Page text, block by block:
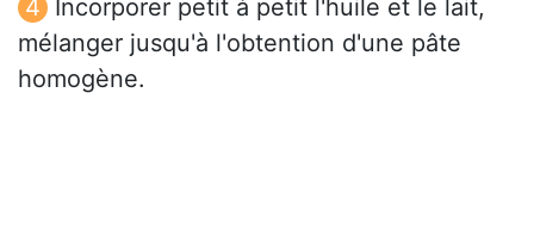
Incorporer petit à petit l'huile et le lait,
mélanger jusqu'à l'obtention d'une pâte
homogène.